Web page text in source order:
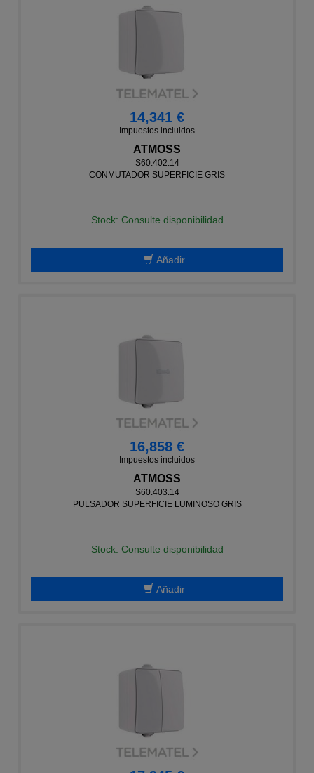
14,341 €
Impuestos incluidos
ATMOSS
S60.402.14
CONMUTADOR SUPERFICIE GRIS
Stock: Consulte disponibilidad
Añadir
16,858 €
Impuestos incluidos
ATMOSS
S60.403.14
PULSADOR SUPERFICIE LUMINOSO GRIS
Stock: Consulte disponibilidad
Añadir